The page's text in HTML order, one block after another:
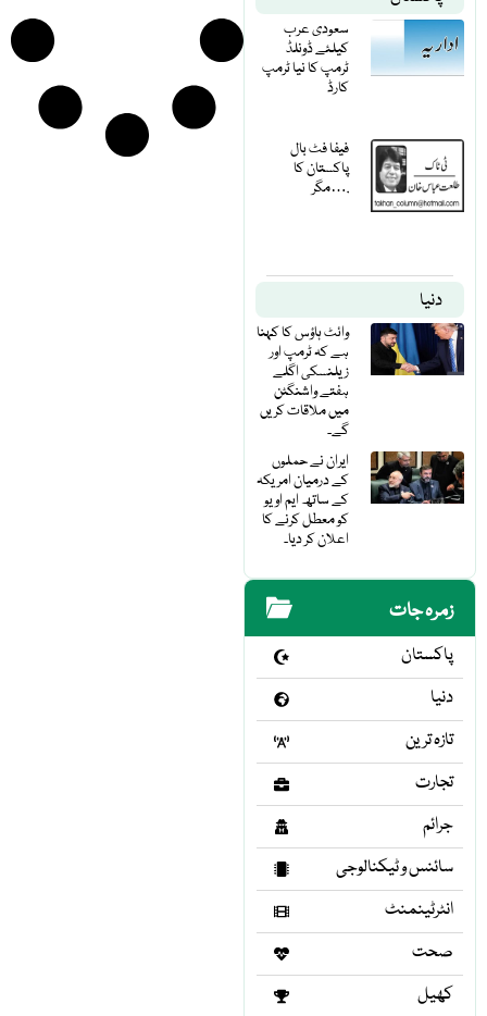
سعودی عرب
کیلئے ڈونلڈ
ٹرمپ کا نیا ٹرمپ
کارڈ
فیفا فٹ بال
پاکستان کا
مگر….
دنیا
وائٹ ہاؤس کا کہنا
ہے کہ ٹرمپ اور
زیلنسکی اگلے
ہفتے واشنگٹن
میں ملاقات کریں
گے۔
ایران نے حملوں
کے درمیان امریکہ
کے ساتھ ایم او یو
کو معطل کرنے کا
اعلان کر دیا۔
زمرہ جات
پاکستان
دنیا
تازہ ترین
تجارت
جرائم
سائنس و ٹیکنالوجی
انٹرٹینمنٹ
صحت
کھیل